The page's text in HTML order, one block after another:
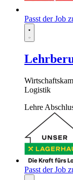
Passt der Job
Logistik
Lehre
Passt der Job